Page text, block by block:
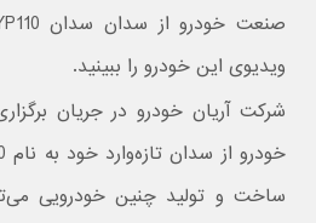
ویدیوی این خودرو را ببینید.
شرکت آریان خودرو در جریان
ساخت و تولید چنین خودرویی